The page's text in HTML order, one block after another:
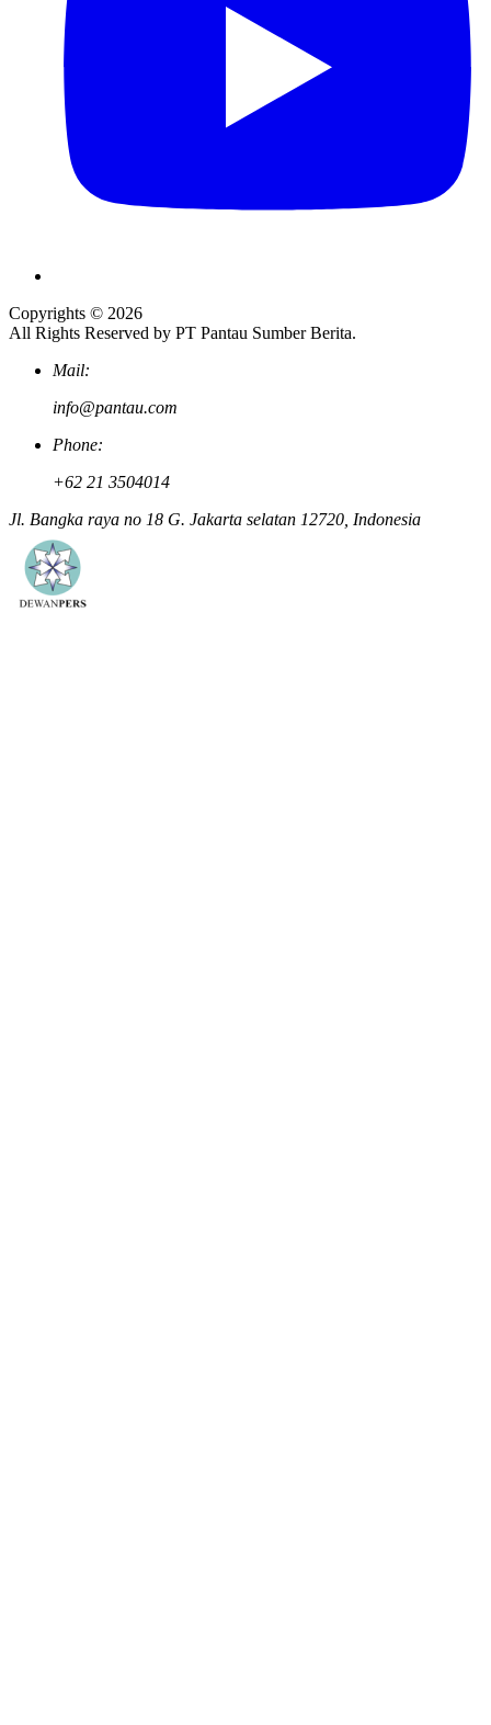
Copyrights © 2026
All Rights Reserved by PT Pantau Sumber Berita.
Mail:
info@pantau.com
Phone:
+62 21 3504014
Jl. Bangka raya no 18 G. Jakarta selatan 12720, Indonesia